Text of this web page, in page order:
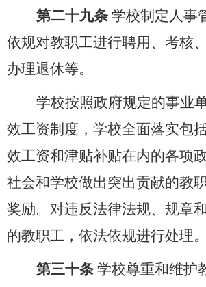
第二十九条 学校制定人事
依规对教职工进行聘用、考核
办理退休等。
学校按照政府规定的事业
效工资制度，学校全面落实包
效工资和津贴补贴在内的各项
社会和学校做出突出贡献的教
奖励。对违反法律法规、规章
的教职工，依法依规进行处理。
第三十条 学校尊重和维护